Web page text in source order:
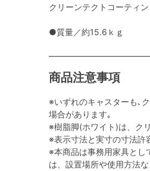
クリーンテクトコーティ
●質量／約15.6ｋｇ
商品注意事項
※いずれのキャスターも､
場合があります｡
※樹脂脚(ホワイト)は、ク
※表示寸法と実寸の寸法許
※本商品は事務用家具とし
は、設置場所や使用方法